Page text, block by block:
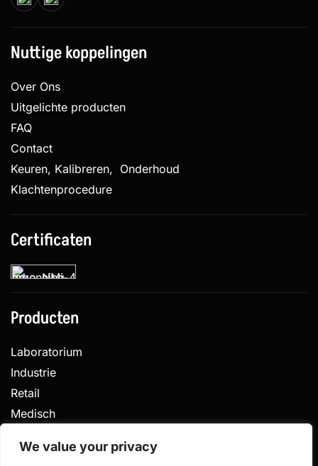
We value your privacy
Nuttige koppelingen
Over Ons
Uitgelichte producten
FAQ
Contact
Keuren, Kalibreren, Onderhoud
Klachtenprocedure
Certificaten
Producten
Laboratorium
Industrie
Retail
Medisch